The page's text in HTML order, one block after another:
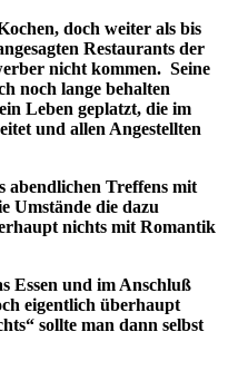
doch weiter als bis
Restaurants der
nicht kommen. Seine
noch lange behalten
Leben geplatzt, die im
und allen Angestellten
abendlichen Treffens mit
Umstände die dazu
nichts mit Romantik
Essen und im Anschluß
eigentlich überhaupt
sollte man dann selbst